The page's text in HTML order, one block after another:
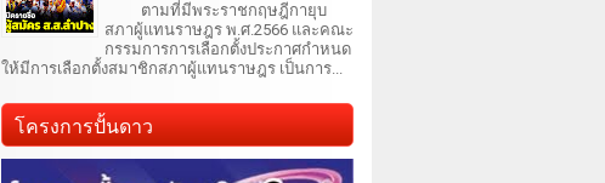
ตามที่มีพระราชกฤษฎีกายุบ
สภาผู้แทนราษฎร พ.ศ.2566 และคณะ
กรรมการการเลือกตั้งประกาศกำหนด
ให้มีการเลือกตั้งสมาชิกสภาผู้แทนราษฎร เป็นการ...
โครงการปั้นดาว